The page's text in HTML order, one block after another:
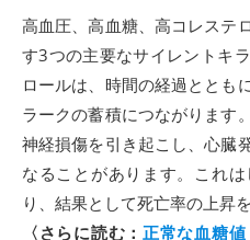
高血圧、高血糖、高コレステ
す3つの主要なサイレントキ
ロールは、時間の経過ととも
ラークの蓄積につながります
神経損傷を引き起こし、心臓
なることがあります。これ
り、結果として死亡率の上昇
〈さらに読む：正常な血糖